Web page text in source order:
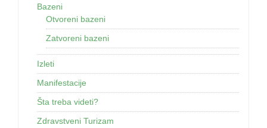
Bazeni
Otvoreni bazeni
Zatvoreni bazeni
Izleti
Manifestacije
Šta treba videti?
Zdravstveni Turizam